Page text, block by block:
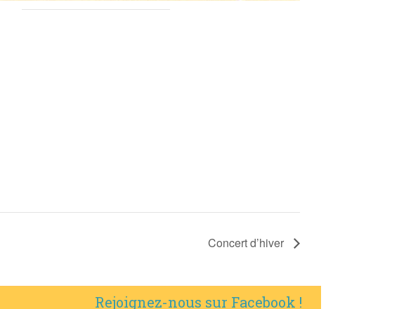
Concert d’hiver
Rejoignez-nous sur Facebook !